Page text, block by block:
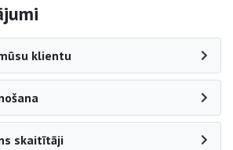
klientu
skaitītāji